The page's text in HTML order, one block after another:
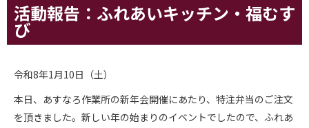
活動報告：ふれあいキッチン・福むす
び
令和8年1月10日（土）
本日、あすなろ作業所の新年会開催にあたり、特注弁当のご注文
を頂きました。 新しい年の始まりのイベントでしたので、ふれあ